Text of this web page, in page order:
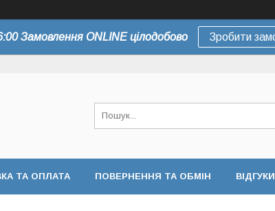
Замовлення ONLINE цілодобово Зробити
ТА ОПЛАТА ПОВЕРНЕННЯ ТА ОБМІН ВІДГУКИ